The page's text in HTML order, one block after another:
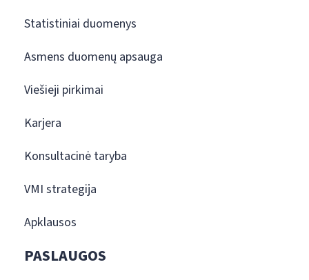
Statistiniai duomenys
Asmens duomenų apsauga
Viešieji pirkimai
Karjera
Konsultacinė taryba
VMI strategija
Apklausos
PASLAUGOS